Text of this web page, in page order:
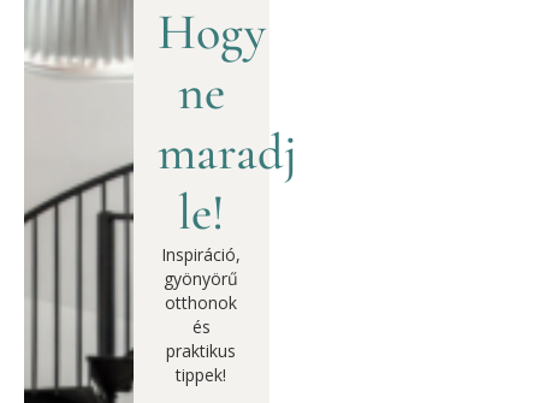
Hogy
ne
maradj
le!
Inspiráció,
gyönyörű
otthonok
és
praktikus
tippek!